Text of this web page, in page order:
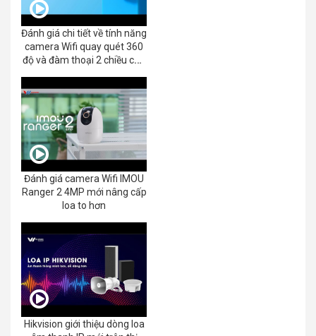
Đánh giá chi tiết về tính năng
camera Wifi quay quét 360
độ và đàm thoại 2 chiều của
Đánh giá camera Wifi IMOU
Ranger 2 4MP mới nâng cấp
loa to hơn
Hikvision giới thiệu dòng loa